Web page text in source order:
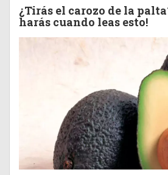
¿Tirás el carozo de la
harás cuando leas esto!